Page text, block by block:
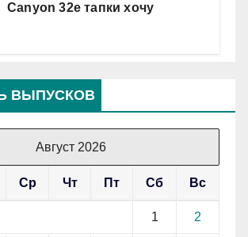
Canyon 32e тапки хочу
ВЫПУСКОВ
Август 2026
Ср Чт Пт Сб Вс
1 2